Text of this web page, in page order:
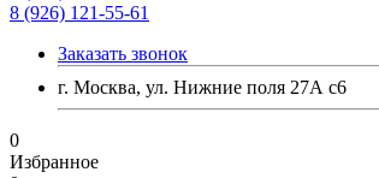
8 (926) 121-55-61
Заказать звонок
г. Москва, ул. Нижние поля 27А с6
0
Избранное